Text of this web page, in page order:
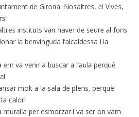
de Girona. Nosaltres, el Vives,
instituts van haver de seure al fons
la benvinguda l’alcaldessa i la
va venir a buscar a l’aula perquè
molt a la sala de plens, perquè
calor!
muralla per esmorzar i va ser on vam